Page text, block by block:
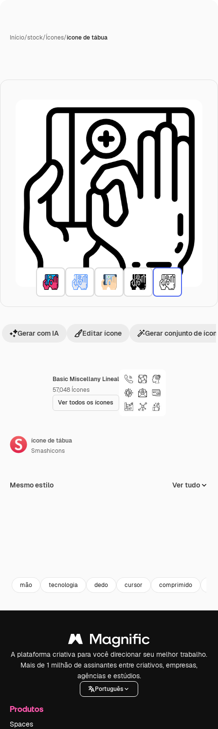
Início/stock/Ícones/ícone de tábua
Basic Miscellany Lineal
57,048 Ícones
Ver todos os ícones
Gerar com IA Editar ícone Gerar conjunto de
ícone de tábua
Smashicons
Mesmo estilo Ver tudo
mão tecnologia dedo cursor comprimido
A plataforma criativa para você direcionar seu melhor trabalho.
Mais de 1 milhão de assinantes entre criativos, empresas,
agências e estúdios.
Português
Produtos
Spaces